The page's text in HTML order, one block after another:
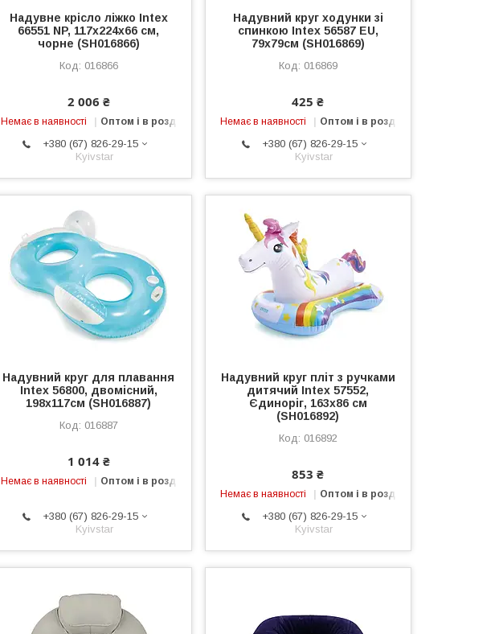
Надувне крісло ліжко Intex
66551 NP, 117х224х66 см,
чорне (SH016866)
016866
2 006 ₴
Немає в наявності Оптом і в роздріб
+380 (67) 826-29-15
Kyivstar
Надувний круг ходунки зі
спинкою Intex 56587 EU,
79х79см (SH016869)
016869
425 ₴
Немає в наявності Оптом і в роздріб
+380 (67) 826-29-15
Kyivstar
Надувний круг для плавання
Intex 56800, двомісний,
198х117см (SH016887)
016887
1 014 ₴
Немає в наявності Оптом і в роздріб
+380 (67) 826-29-15
Kyivstar
Надувний круг пліт з ручками
дитячий Intex 57552,
Єдиноріг, 163х86 см
(SH016892)
016892
853 ₴
Немає в наявності Оптом і в роздріб
+380 (67) 826-29-15
Kyivstar